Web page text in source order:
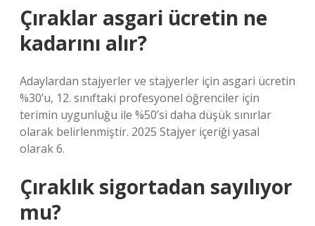
Çıraklar asgari ücretin ne
kadarını alır?
Adaylardan stajyerler ve stajyerler için asgari ücretin
%30’u, 12. sınıftaki profesyonel öğrenciler için
terimin uygunluğu ile %50’si daha düşük sınırlar
olarak belirlenmiştir. 2025 Stajyer içeriği yasal
olarak 6.
Çıraklık sigortadan sayılıyor
mu?